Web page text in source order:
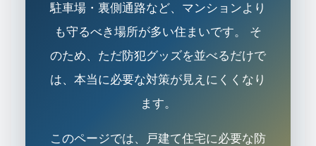
駐車場・裏側通路など、マンションより
も守るべき場所が多い住まいです。 そ
のため、ただ防犯グッズを並べるだけで
は、本当に必要な対策が見えにくくなり
ます。
このページでは、戸建て住宅に必要な防